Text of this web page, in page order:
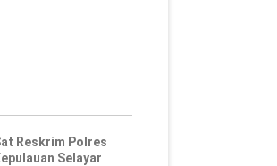
Reskrim Polres
Selayar